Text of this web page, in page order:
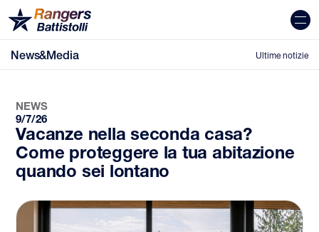
News&Media Ultime notizie
NEWS
9/7/26
Vacanze nella seconda casa?
Come proteggere la tua abitazione
quando sei lontano